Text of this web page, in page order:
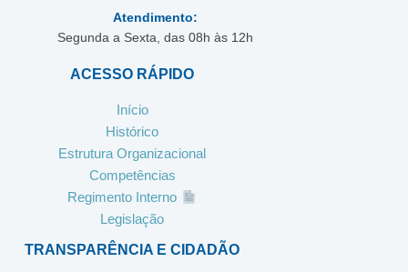
Atendimento:
Segunda a Sexta, das 08h às 12h
ACESSO RÁPIDO
Início
Histórico
Estrutura Organizacional
Competências
Regimento Interno
Legislação
TRANSPARÊNCIA E CIDADÃO